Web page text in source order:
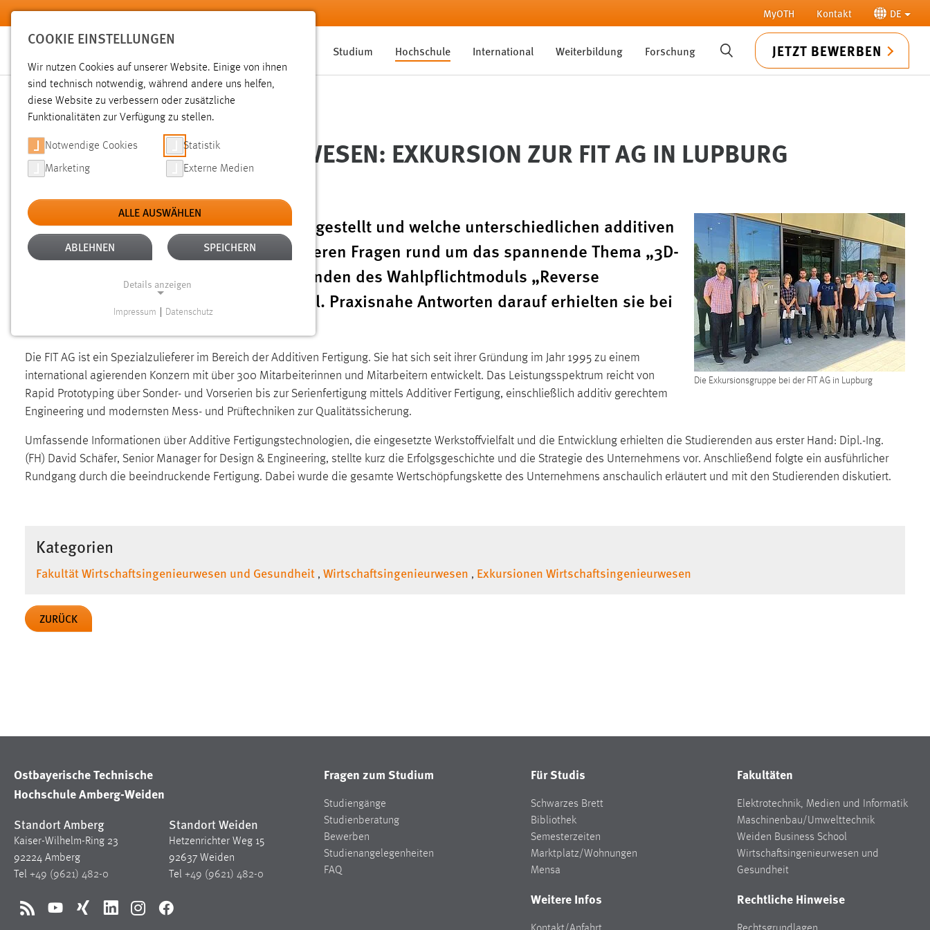
Zum Hauptinhalt springen MyOTH Kontakt DE
Studium Hochschule International Weiterbildung Forschung SUCHE JETZT BEWERBEN
Sie sind hier:
Hochschule Aktuelles News der OTH Amberg-Weiden
WIRTSCHAFTSINGENIEURWESEN: EXKURSION ZUR FIT AG IN LUPBURG
06.06.2017
Die Exkursionsgruppe bei der FIT AG in Lupburg
Wie werden heutzutage Prototypen hergestellt und welche unterschiedlichen additiven
Verfahren gibt es? Mit diesen und weiteren Fragen rund um das spannende Thema „3D-
Druck“ beschäftigten sich die Studierenden des Wahlpflichtmoduls „Reverse
Engineering“ von Prof. Dr. Franz Magerl. Praxisnahe Antworten darauf erhielten sie bei
der Exkursion zur FIT AG in Lupburg.
Die FIT AG ist ein Spezialzulieferer im Bereich der Additiven Fertigung. Sie hat sich seit ihrer Gründung im Jahr 1995 zu einem
international agierenden Konzern mit über 300 Mitarbeiterinnen und Mitarbeitern entwickelt. Das Leistungsspektrum reicht von
Rapid Prototyping über Sonder- und Vorserien bis zur Serienfertigung mittels Additiver Fertigung, einschließlich additiv gerechtem
Engineering und modernsten Mess- und Prüftechniken zur Qualitätssicherung.
Umfassende Informationen über Additive Fertigungstechnologien, die eingesetzte Werkstoffvielfalt und die Entwicklung erhielten die Studierenden aus erster Hand: Dipl.-Ing.
(FH) David Schäfer, Senior Manager for Design & Engineering, stellte kurz die Erfolgsgeschichte und die Strategie des Unternehmens vor. Anschließend folgte ein ausführlicher
Rundgang durch die beeindruckende Fertigung. Dabei wurde die gesamte Wertschöpfungskette des Unternehmens anschaulich erläutert und mit den Studierenden diskutiert.
Kategorien
Fakultät Wirtschaftsingenieurwesen und Gesundheit , Wirtschaftsingenieurwesen , Exkursionen Wirtschaftsingenieurwesen
ZURÜCK
Ostbayerische Technische
Hochschule Amberg-Weiden
Standort Amberg
Kaiser-Wilhelm-Ring 23
92224 Amberg
Tel +49 (9621) 482-0
Standort Weiden
Hetzenrichter Weg 15
92637 Weiden
Tel +49 (9621) 482-0
RSS YouTubeXing LinkedInInstagramFacebook
Fragen zum Studium
Studiengänge
Studienberatung
Bewerben
Studienangelegenheiten
FAQ
Für Studis
Schwarzes Brett
Bibliothek
Semesterzeiten
Marktplatz/Wohnungen
Mensa
Fakultäten
Elektrotechnik, Medien und Informatik
Maschinenbau/Umwelttechnik
Weiden Business School
Wirtschaftsingenieurwesen und
Gesundheit
Weitere Infos Rechtliche Hinweise
COOKIE EINSTELLUNGEN
Wir nutzen Cookies auf unserer Website. Einige von ihnen
sind technisch notwendig, während andere uns helfen,
diese Website zu verbessern oder zusätzliche
Funktionalitäten zur Verfügung zu stellen.
Notwendige Cookies Statistik
Marketing Externe Medien
ALLE AUSWÄHLEN
ABLEHNEN SPEICHERN
Details anzeigen
Funktionen und sind für die einwandfreie Funktion der
Website erforderlich.
Einverständnis
Name: cookie_consent
Zweck:
Dieser Cookie speichert die
ausgewählten Einverständnis-Optionen
Zweck:
Zweck:
Cookie Laufzeit: 30 Tage
Chat
Name:
mibew_locale, mibew-chat-frame-style-
5e9dbeb1811c0446
Zweck:
Wird benötigt um die Chatfunktion
Impressum Datenschutz